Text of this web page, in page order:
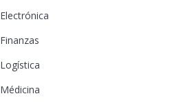
Electrónica
Finanzas
Logística
Médicina